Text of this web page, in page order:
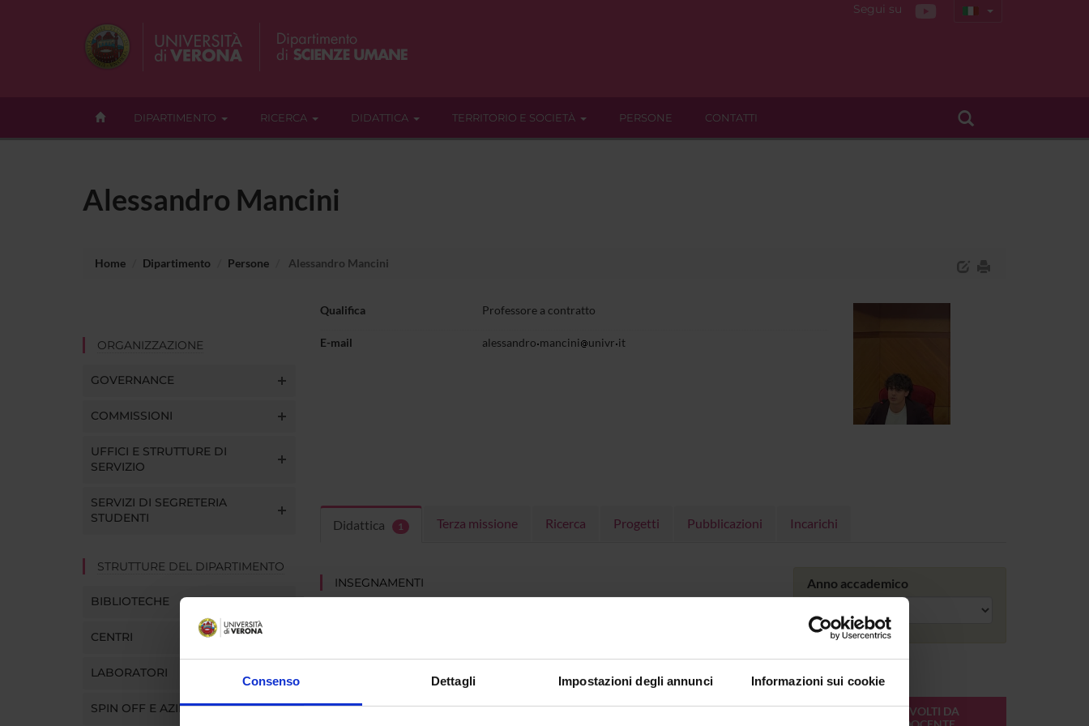
Consenso Dettagli Impostazioni degli annunci Informazioni sui cookie
Segui su
DIPARTIMENTO RICERCA DIDATTICA TERRITORIO E SOCIETÀ PERSONE CONTATTI
Alessandro Mancini
Home Dipartimento Persone Alessandro Mancini
ORGANIZZAZIONE
GOVERNANCE
COMMISSIONI
UFFICI E STRUTTURE DI
SERVIZIO
SERVIZI DI SEGRETERIA
STUDENTI
STRUTTURE DEL DIPARTIMENTO
BIBLIOTECHE
CENTRI
LABORATORI
SPIN OFF E AZIENDE
Qualifica Professore a contratto
E-mail alessandro mancini univr it
Didattica 1 Terza missione Ricerca Progetti Pubblicazioni Incarichi
INSEGNAMENTI Anno accademico
CORSO NOME
CREDITI
ONLINE
CREDITI
MODULI SVOLTI DA